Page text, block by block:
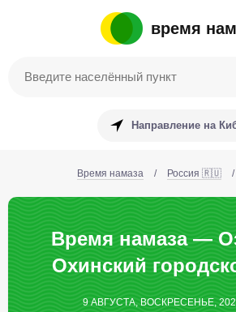
время
Направление на
Время намаза / Россия 🇷🇺 /
Время намаза —
Охинский
9 АВГУСТА, ВОСКРЕСЕНЬЕ,